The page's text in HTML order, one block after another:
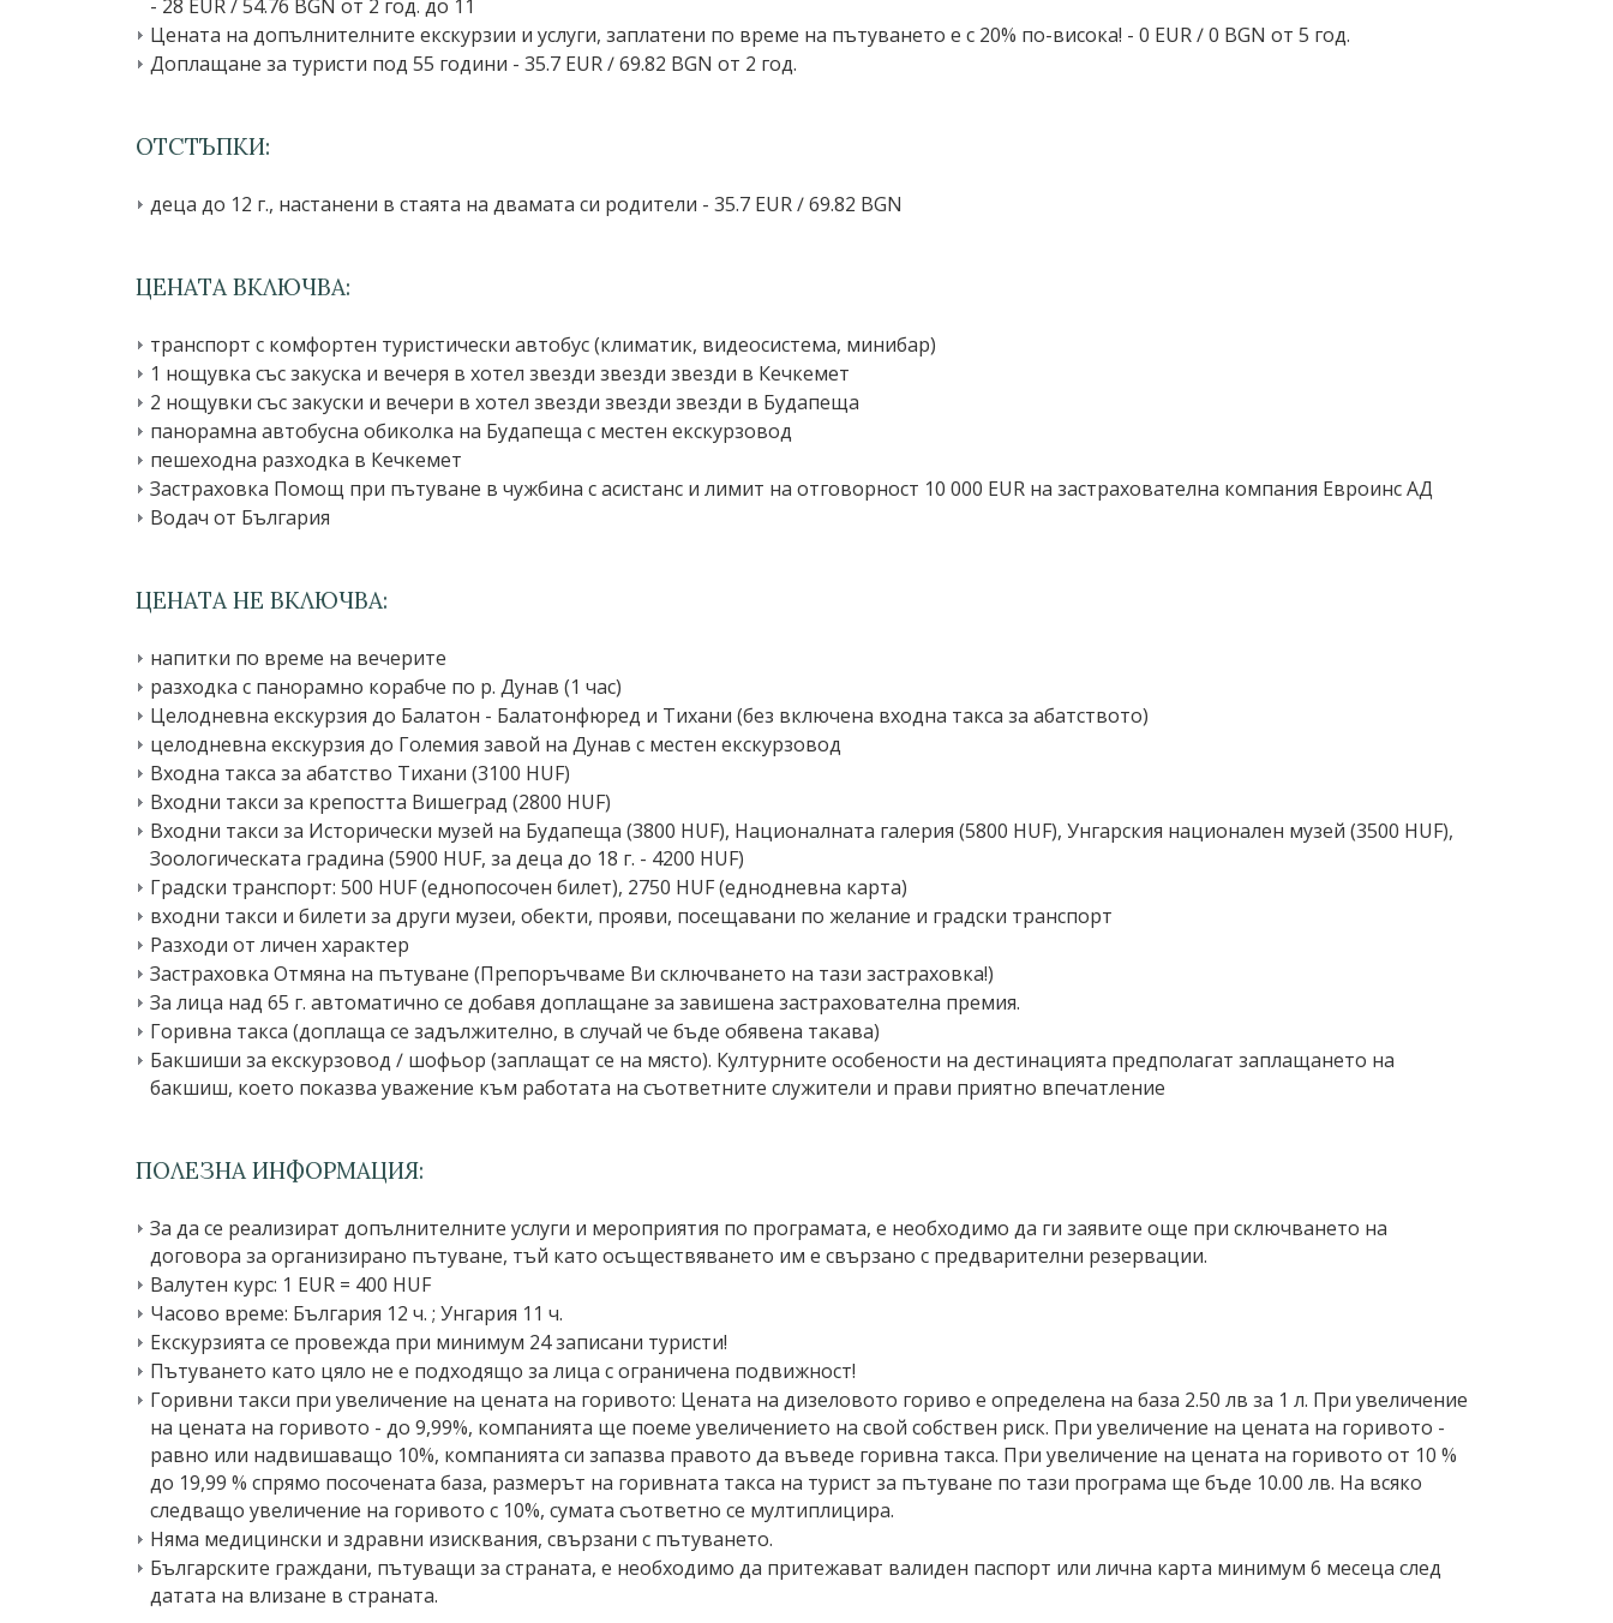
- 28 EUR ∕ 54.76 BGN от 2 год. до 11
Цената на допълнителните екскурзии и услуги, заплатени по време на пътуването е с 20% по-висока! - 0 EUR ∕ 0 BGN от 5 год.
Доплащане за туристи под 55 години - 35.7 EUR ∕ 69.82 BGN от 2 год.
ОТСТЪПКИ:
деца до 12 г., настанени в стаята на двамата си родители - 35.7 EUR ∕ 69.82 BGN
ЦЕНАТА ВКЛЮЧВА:
транспорт с комфортен туристически автобус (климатик, видеосистема, минибар)
1 нощувка със закуска и вечеря в хотел звезди звезди звезди в Кечкемет
2 нощувки със закуски и вечери в хотел звезди звезди звезди в Будапеща
панорамна автобусна обиколка на Будапеща с местен екскурзовод
пешеходна разходка в Кечкемет
Застраховка Помощ при пътуване в чужбина с асистанс и лимит на отговорност 10 000 EUR на застрахователна компания Евроинс АД
Водач от България
ЦЕНАТА НЕ ВКЛЮЧВА:
напитки по време на вечерите
разходка с панорамно корабче по р. Дунав (1 час)
Целодневна екскурзия до Балатон - Балатонфюред и Тихани (без включена входна такса за абатството)
целодневна екскурзия до Големия завой на Дунав с местен екскурзовод
Входна такса за абатство Тихани (3100 HUF)
Входни такси за крепостта Вишеград (2800 HUF)
Входни такси за Исторически музей на Будапеща (3800 HUF), Националната галерия (5800 HUF), Унгарския национален музей (3500 HUF),
Зоологическата градина (5900 HUF, за деца до 18 г. - 4200 HUF)
Градски транспорт: 500 HUF (еднопосочен билет), 2750 HUF (еднодневна карта)
входни такси и билети за други музеи, обекти, прояви, посещавани по желание и градски транспорт
Разходи от личен характер
Застраховка Отмяна на пътуване (Препоръчваме Ви сключването на тази застраховка!)
За лица над 65 г. автоматично се добавя доплащане за завишена застрахователна премия.
Горивна такса (доплаща се задължително, в случай че бъде обявена такава)
Бакшиши за екскурзовод ∕ шофьор (заплащат се на място). Културните особености на дестинацията предполагат заплащането на
бакшиш, което показва уважение към работата на съответните служители и прави приятно впечатление
ПОЛЕЗНА ИНФОРМАЦИЯ:
За да се реализират допълнителните услуги и мероприятия по програмата, е необходимо да ги заявите още при сключването на
договора за организирано пътуване, тъй като осъществяването им е свързано с предварителни резервации.
Валутeн курс: 1 EUR = 400 HUF
Часово време: България 12 ч. ; Унгария 11 ч.
Екскурзията се провежда при минимум 24 записани туристи!
Пътуването като цяло не е подходящо за лица с ограничена подвижност!
Горивни такси при увеличение на цената на горивото: Цената на дизеловото гориво е определена на база 2.50 лв за 1 л. При увеличение
на цената на горивото - до 9,99%, компанията ще поеме увеличението на свой собствен риск. При увеличение на цената на горивото -
равно или надвишаващо 10%, компанията си запазва правото да въведе горивна такса. При увеличение на цената на горивото от 10 %
до 19,99 % спрямо посочената база, размерът на горивната такса на турист за пътуване по тази програма ще бъде 10.00 лв. На всяко
следващо увеличение на горивото с 10%, сумата съответно се мултиплицира.
Няма медицински и здравни изисквания, свързани с пътуването.
Българските граждани, пътуващи за страната, е необходимо да притежават валиден паспорт или лична карта минимум 6 месеца след
датата на влизане в страната.